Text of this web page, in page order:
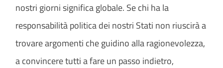
nostri giorni significa globale. Se chi ha la
responsabilità politica dei nostri Stati non riuscirà a
trovare argomenti che guidino alla ragionevolezza,
a convincere tutti a fare un passo indietro,